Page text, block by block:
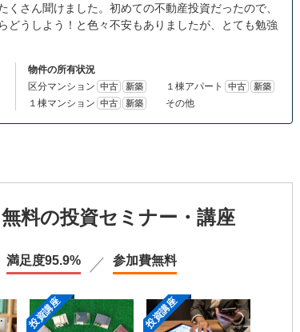
さん聞けました。初めての不動産投資だったので、
どうしよう！と色々不安もありましたが、とても勉強
物件の所有状況
区分マンション 中古 新築 １棟アパート 中古 新築
１棟マンション 中古 新築 その他
無料の投資セミナー・講座
満足度95.9% 参加費無料
投資講座 投資講座